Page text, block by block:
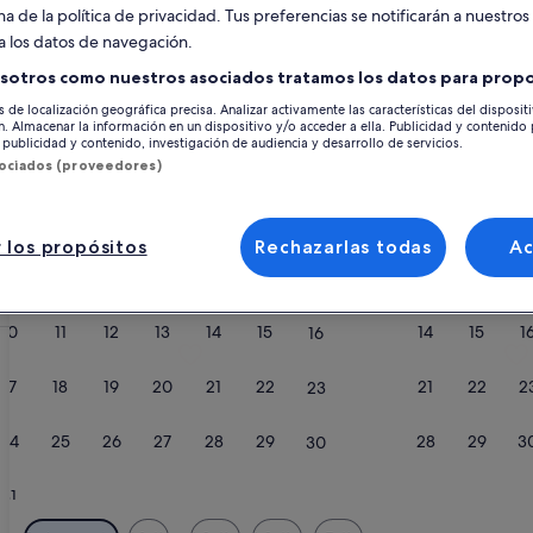
Calendario
meses
actuales
son
August
y
September
2026.
agosto de 2026
lun.lunesmar.martes
mié.miércoles
jue.jueves
vie.viernes
sáb.sábado
dom.domingo
1 2
8 9
10 11 12 13 14 15 16
17 18 19 20 21 22 23
24 25 26 27 28 29 30
31
lun. lunes
1 2
7 8 9
14 15
21 22
28 29
la playa en Almería
perfecto en Almería
en una pestaña nueva
sobre Playamar Retamar, esta en primerisima linea de
Más información sobre PRIMERA
de la política de privacidad. Tus preferencias se notificarán a nuestros
los datos de navegación.
como nuestros asociados tratamos los datos para
de localización geográfica precisa. Analizar activamente las características del
Almacenar la información en un dispositivo y/o acceder a ella. Publicidad y contenido
y contenido, investigación de audiencia y desarrollo de servicios.
(proveedores)
los propósitos Rechazarlas todas